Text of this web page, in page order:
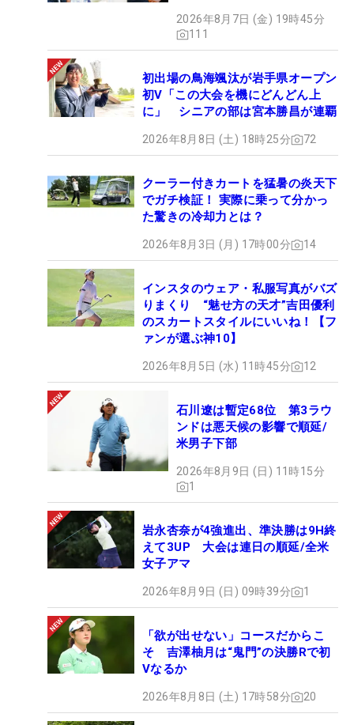
2026年8月7日 (金) 19時45分
111
初出場の鳥海颯汰が岩手県オープン
初V「この大会を機にどんどん上
に」 シニアの部は宮本勝昌が連覇
2026年8月8日 (土) 18時25分 72
クーラー付きカートを猛暑の炎天下
でガチ検証！ 実際に乗って分かっ
た驚きの冷却力とは？
2026年8月3日 (月) 17時00分 14
インスタのウェア・私服写真がバズ
りまくり “魅せ方の天才”吉田優利
のスカートスタイルにいいね！【フ
ァンが選ぶ神10】
2026年8月5日 (水) 11時45分 12
石川遼は暫定68位 第3ラウ
ンドは悪天候の影響で順延/
米男子下部
2026年8月9日 (日) 11時15分
1
岩永杏奈が4強進出、準決勝は9H終
えて3UP 大会は連日の順延/全米
女子アマ
2026年8月9日 (日) 09時39分 1
「欲が出せない」コースだからこ
そ 吉澤柚月は“鬼門”の決勝Rで初
Vなるか
2026年8月8日 (土) 17時58分 20